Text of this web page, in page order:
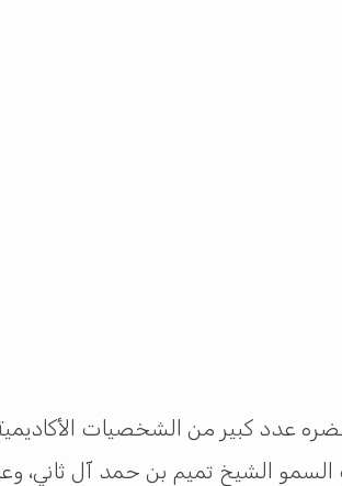
عدد كبير من الشخصيات الأكاديمية
السمو الشيخ تميم بن حمد آل ثاني،